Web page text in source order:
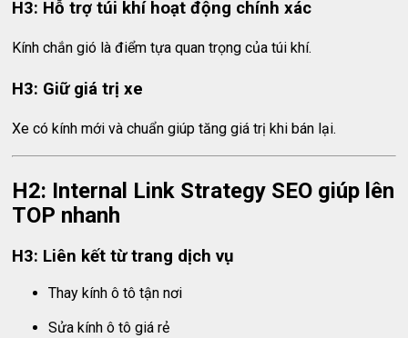
H3: Hỗ trợ túi khí hoạt động chính xác
Kính chắn gió là điểm tựa quan trọng của túi khí.
H3: Giữ giá trị xe
Xe có kính mới và chuẩn giúp tăng giá trị khi bán lại.
H2: Internal Link Strategy SEO giúp lên
TOP nhanh
H3: Liên kết từ trang dịch vụ
Thay kính ô tô tận nơi
Sửa kính ô tô giá rẻ